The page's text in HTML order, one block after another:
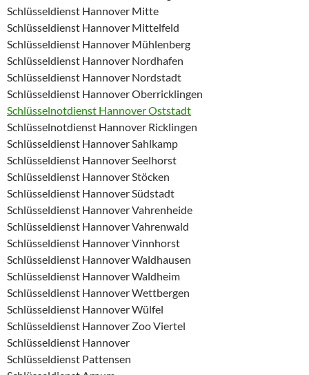
Schlüsseldienst Hannover Mitte
Schlüsseldienst Hannover Mittelfeld
Schlüsseldienst Hannover Mühlenberg
Schlüsseldienst Hannover Nordhafen
Schlüsseldienst Hannover Nordstadt
Schlüsseldienst Hannover Oberricklingen
Schlüsselnotdienst Hannover Oststadt
Schlüsselnotdienst Hannover Ricklingen
Schlüsseldienst Hannover Sahlkamp
Schlüsseldienst Hannover Seelhorst
Schlüsseldienst Hannover Stöcken
Schlüsseldienst Hannover Südstadt
Schlüsseldienst Hannover Vahrenheide
Schlüsseldienst Hannover Vahrenwald
Schlüsseldienst Hannover Vinnhorst
Schlüsseldienst Hannover Waldhausen
Schlüsseldienst Hannover Waldheim
Schlüsseldienst Hannover Wettbergen
Schlüsseldienst Hannover Wülfel
Schlüsseldienst Hannover Zoo Viertel
Schlüsseldienst Hannover
Schlüsseldienst Pattensen